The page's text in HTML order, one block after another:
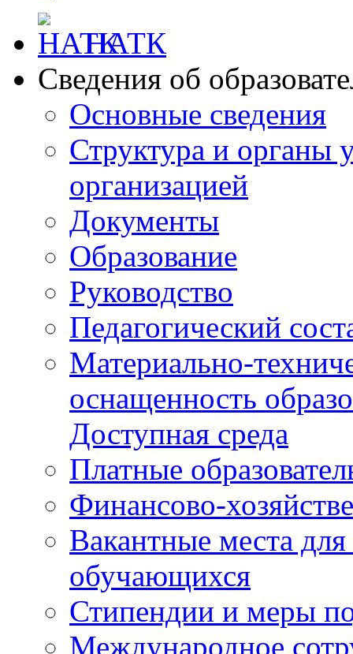
НАТК
Сведения об
Основные сведения
Структура и органы
организацией
Документы
Образование
Руководство
Педагогический
Материально-
оснащенность
Доступная среда
Платные
Финансово-
Вакантные места
обучающихся
Стипендии и меры
Международное